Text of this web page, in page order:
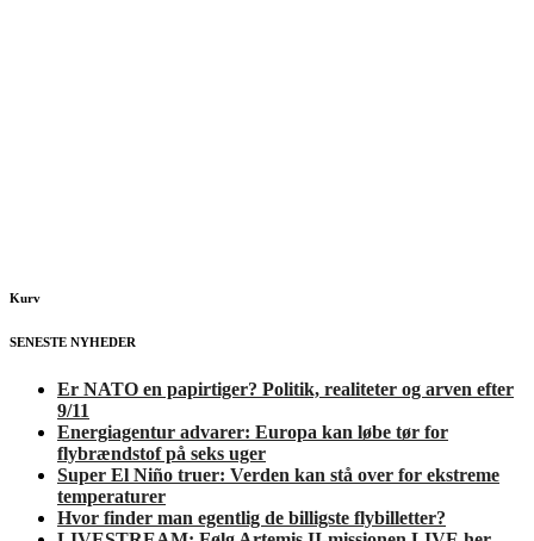
Kurv
SENESTE NYHEDER
Er NATO en papirtiger? Politik, realiteter og arven efter
9/11
Energiagentur advarer: Europa kan løbe tør for
flybrændstof på seks uger
Super El Niño truer: Verden kan stå over for ekstreme
temperaturer
Hvor finder man egentlig de billigste flybilletter?